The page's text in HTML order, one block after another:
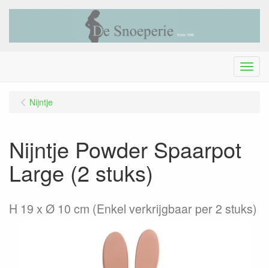
Menu
Nijntje
Nijntje Powder Spaarpot
Large (2 stuks)
H 19 x Ø 10 cm (Enkel verkrijgbaar per 2 stuks)